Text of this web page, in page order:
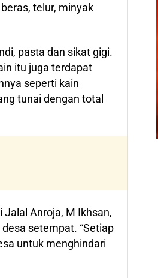
telur, minyak
pasta dan sikat gigi.
itu juga terdapat
seperti kain
tunai dengan total
Anroja, M Ikhsan,
setempat. “Setiap
untuk menghindari